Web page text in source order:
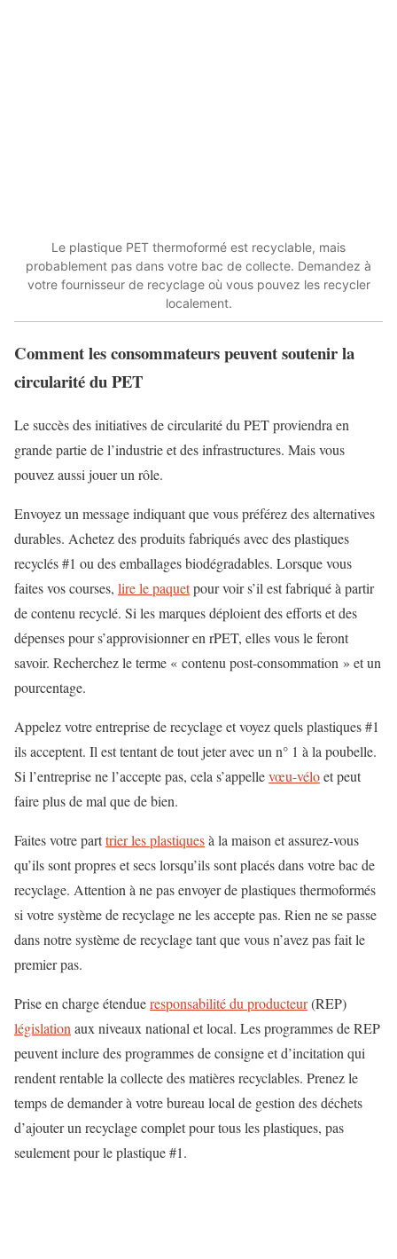
Le plastique PET thermoformé est recyclable, mais
probablement pas dans votre bac de collecte. Demandez à
votre fournisseur de recyclage où vous pouvez les recycler
localement.
Comment les consommateurs peuvent soutenir la
circularité du PET
Le succès des initiatives de circularité du PET proviendra en
grande partie de l’industrie et des infrastructures. Mais vous
pouvez aussi jouer un rôle.
Envoyez un message indiquant que vous préférez des alternatives
durables. Achetez des produits fabriqués avec des plastiques
recyclés #1 ou des emballages biodégradables. Lorsque vous
faites vos courses, lire le paquetpour voir s’il est fabriqué à partir
de contenu recyclé. Si les marques déploient des efforts et des
dépenses pour s’approvisionner en rPET, elles vous le feront
savoir. Recherchez le terme « contenu post-consommation » et un
pourcentage.
Appelez votre entreprise de recyclage et voyez quels plastiques #1
ils acceptent. Il est tentant de tout jeter avec un n° 1 à la poubelle.
Si l’entreprise ne l’accepte pas, cela s’appellevœu-véloet peut
faire plus de mal que de bien.
Faites votre parttrier les plastiquesà la maison et assurez-vous
qu’ils sont propres et secs lorsqu’ils sont placés dans votre bac de
recyclage. Attention à ne pas envoyer de plastiques thermoformés
si votre système de recyclage ne les accepte pas. Rien ne se passe
dans notre système de recyclage tant que vous n’avez pas fait le
premier pas.
Prise en charge étendueresponsabilité du producteur(REP)
législation aux niveaux national et local. Les programmes de REP
peuvent inclure des programmes de consigne et d’incitation qui
rendent rentable la collecte des matières recyclables. Prenez le
temps de demander à votre bureau local de gestion des déchets
d’ajouter un recyclage complet pour tous les plastiques, pas
seulement pour le plastique #1.